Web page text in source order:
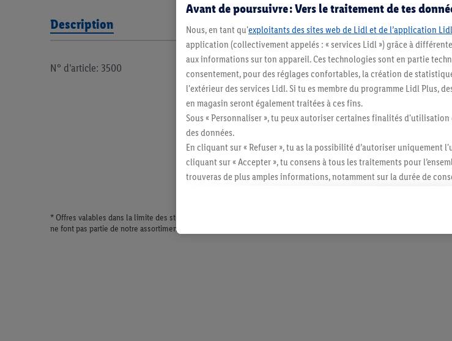
Description
N° d’article: 3500
* Offres valables dans la limite des stocks disponibles. Vente limitée à des quantités usuelles pour un ménage.
ne font pas partie de notre assortiment de produits permanents. Ill. semblables.
Avant de poursuivre : Vers le traitement de tes
Nous, en tant qu'exploitants des sites web de Lidl et de l’application Lidl
application (collectivement appelés : « services Lidl ») grâce à
aux informations sur ton appareil. Ces technologies sont en partie
consentement, pour des réglages confortables, la création de
l'extérieur des services Lidl. Si tu es membre du programme Lidl Plus,
en magasin seront également traitées à ces fins.
Sous « Personnaliser », tu peux autoriser certaines finalités
des données.
En cliquant sur « Refuser », tu as la possibilité d’autoriser uniquement
cliquant sur « Accepter », tu consens à tous les traitements pour
trouveras de plus amples informations, notamment sur la durée de